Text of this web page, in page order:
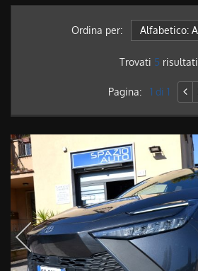
Ordina per:
Trovati 5 risultati
Pagina:1 di 1